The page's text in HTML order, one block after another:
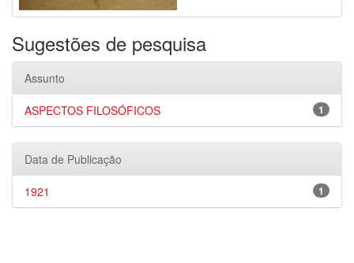
Sugestões de pesquisa
Assunto
1
ASPECTOS FILOSÓFICOS
Data de Publicação
1
1921